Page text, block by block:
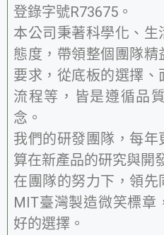
登錄字號R73675。
本公司秉著科學化、
態度，帶領整個團隊
要求，從底板的選擇
流程等，皆是遵循品
念。
我們的研發團隊，每
算在新產品的研究與開
在團隊的努力下，領
MIT臺灣製造微笑標章
好的選擇。